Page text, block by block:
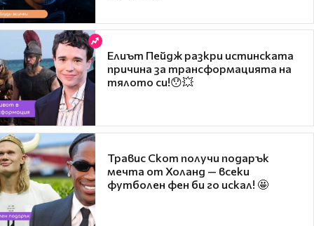
Елиът Пейдж разкри истинската
причина за трансформацията на
тялото си!😯💥
Травис Скот получи подарък
мечта от Холанд — всеки
футболен фен би го искал! 🤩